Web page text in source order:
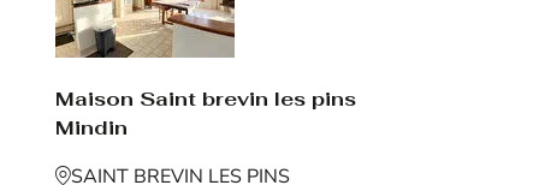
Maison Saint brevin les pins
Mindin
SAINT BREVIN LES PINS